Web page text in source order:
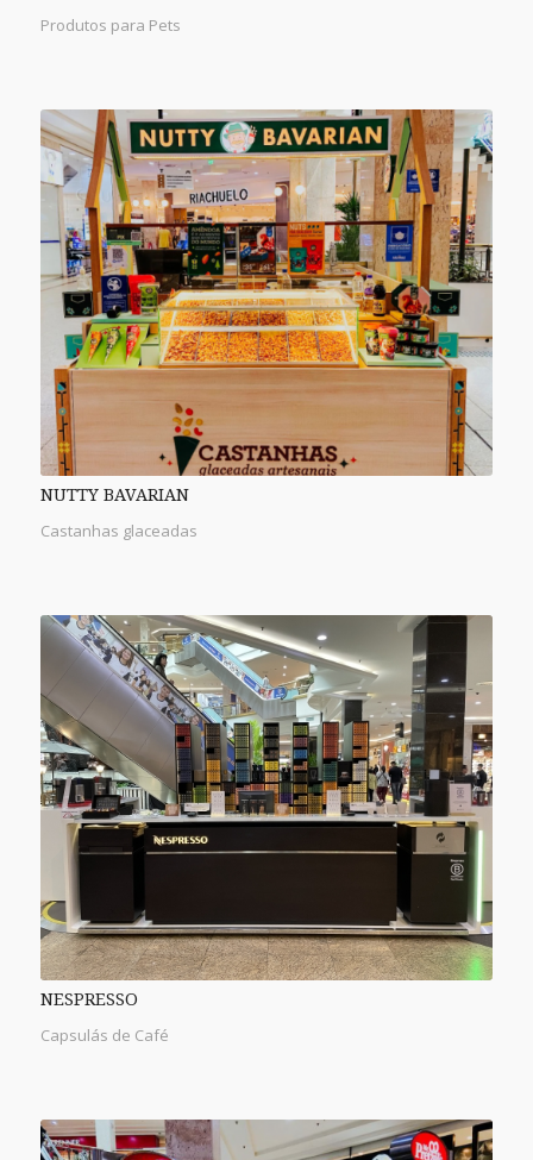
Produtos para Pets
NUTTY BAVARIAN
Castanhas glaceadas
NESPRESSO
Capsulás de Café